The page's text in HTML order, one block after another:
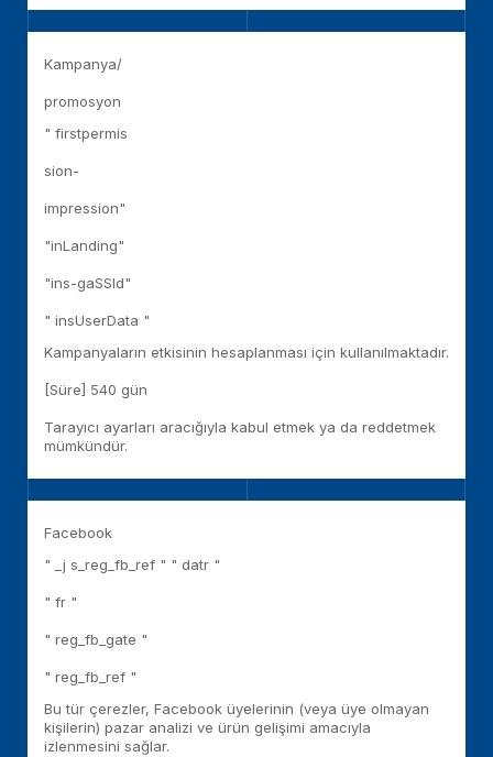
Kampanya/
promosyon
" firstpermis
sion-
impression"
"inLanding"
"ins-gaSSId"
" insUserData "
Kampanyaların etkisinin hesaplanması için kullanılmaktadır.
[Süre] 540 gün
Tarayıcı ayarları aracığıyla kabul etmek ya da reddetmek
mümkündür.
Facebook
" _j s_reg_fb_ref " " datr "
" fr "
" reg_fb_gate "
" reg_fb_ref "
Bu tür çerezler, Facebook üyelerinin (veya üye olmayan
kişilerin) pazar analizi ve ürün gelişimi amacıyla
izlenmesini sağlar.